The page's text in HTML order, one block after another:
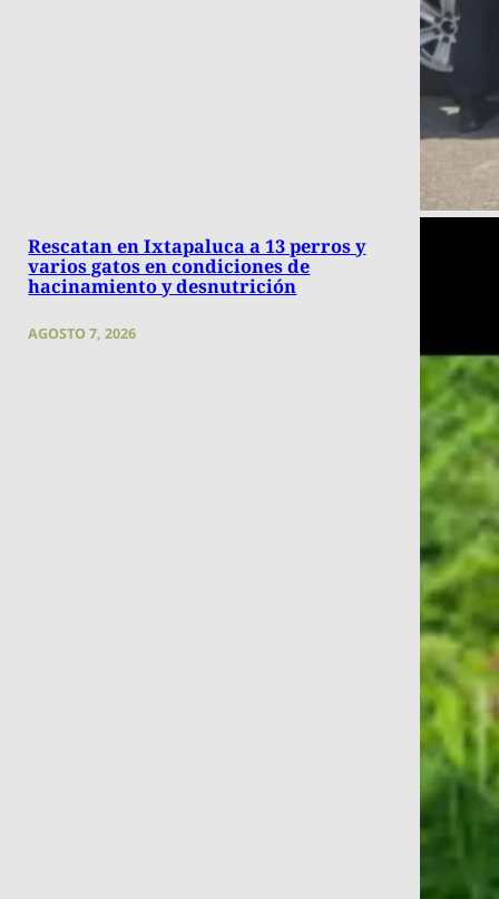
Rescatan en Ixtapaluca a 13 perros y
varios gatos en condiciones de
hacinamiento y desnutrición
AGOSTO 7, 2026